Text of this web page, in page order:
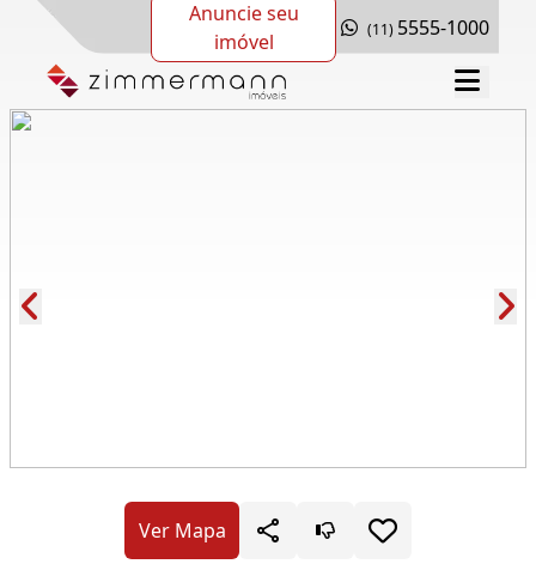
Anuncie seu
imóvel
(11) 5555-1000
Ver Mapa